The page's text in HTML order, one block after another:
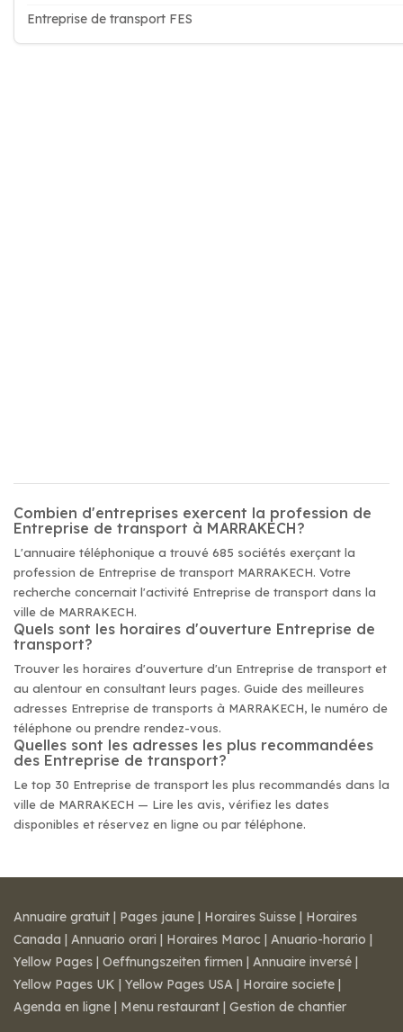
Entreprise de transport FES
Combien d'entreprises exercent la profession de
Entreprise de transport à MARRAKECH?
L'annuaire téléphonique a trouvé 685 sociétés exerçant la
profession de Entreprise de transport MARRAKECH. Votre
recherche concernait l'activité Entreprise de transport dans la
ville de MARRAKECH.
Quels sont les horaires d'ouverture Entreprise de
transport?
Trouver les horaires d'ouverture d'un Entreprise de transport et
au alentour en consultant leurs pages. Guide des meilleures
adresses Entreprise de transports à MARRAKECH, le numéro de
téléphone ou prendre rendez-vous.
Quelles sont les adresses les plus recommandées
des Entreprise de transport?
Le top 30 Entreprise de transport les plus recommandés dans la
ville de MARRAKECH — Lire les avis, vérifiez les dates
disponibles et réservez en ligne ou par téléphone.
Annuaire gratuit | Pages jaune | Horaires Suisse | Horaires
Canada | Annuario orari | Horaires Maroc | Anuario-horario |
Yellow Pages | Oeffnungszeiten firmen | Annuaire inversé |
Yellow Pages UK | Yellow Pages USA | Horaire societe |
Agenda en ligne | Menu restaurant | Gestion de chantier